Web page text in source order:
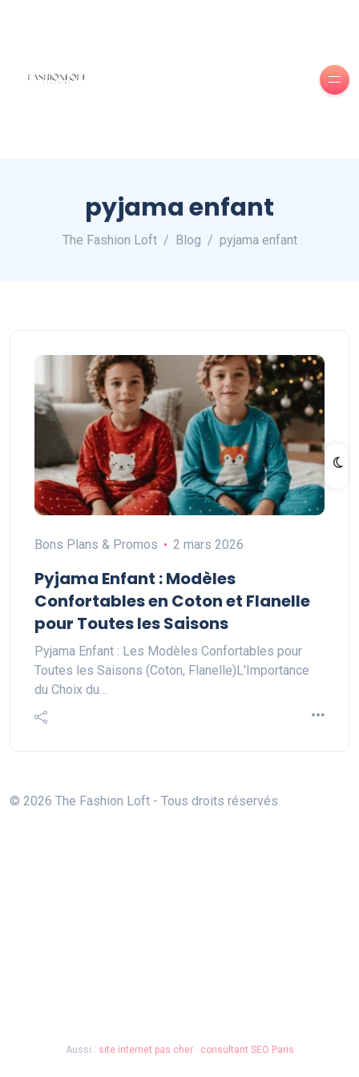
pyjama enfant
The Fashion Loft Blog pyjama enfant
Bons Plans & Promos 2 mars 2026
Pyjama Enfant : Modèles
Confortables en Coton et Flanelle
pour Toutes les Saisons
Pyjama Enfant : Les Modèles Confortables pour
Toutes les Saisons (Coton, Flanelle)L'Importance
du Choix du…
© 2026 The Fashion Loft - Tous droits réservés
Aussi : site internet pas cher· consultant SEO Paris